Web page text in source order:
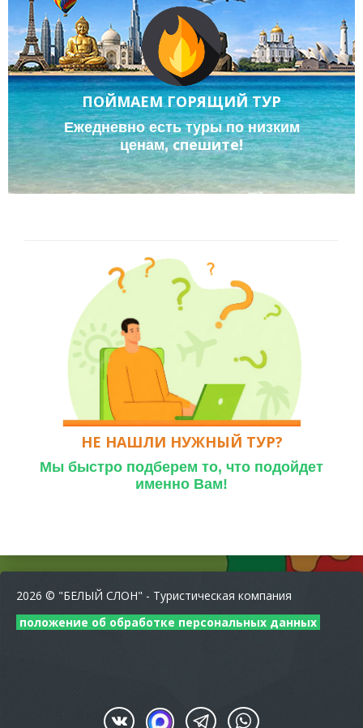
ПОЙМАЕМ ГОРЯЩИЙ ТУР
Ежедневно есть туры по низким
ценам,спешите!
НЕ НАШЛИ НУЖНЫЙ ТУР?
Мы быстро подберем то, что подойдет
именно Вам!
2026 © "БЕЛЫЙ СЛОН" - Туристическая компания
положение об обработке персональных данных